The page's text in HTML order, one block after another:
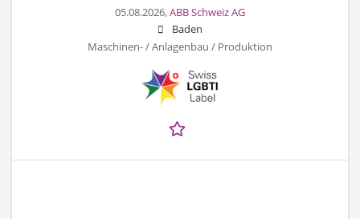
05.08.2026,ABB Schweiz AG
Baden
Maschinen- / Anlagenbau / Produktion